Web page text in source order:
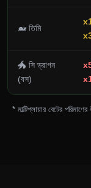
🐋 তিমি
🐲 সি ড্রাগন
(বস)
* মাল্টিপ্লায়ার বেটের